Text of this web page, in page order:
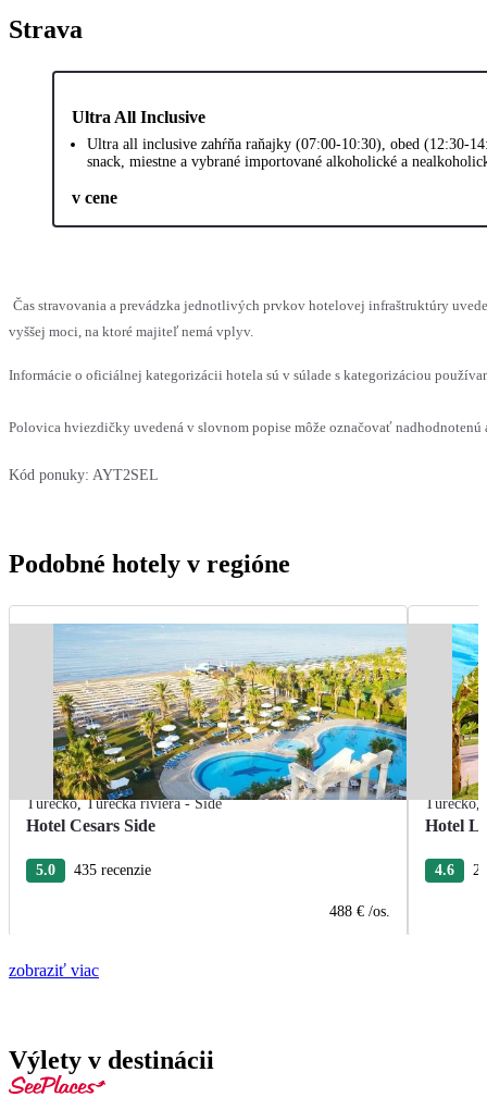
Strava
Ultra All Inclusive
Ultra all inclusive zahŕňa raňajky (07:00-10:30), obed (12:30-
snack, miestne a vybrané importované alkoholické a
v cene
Čas stravovania a prevádzka jednotlivých prvkov hotelovej infraštruktúry
vyššej moci, na ktoré majiteľ nemá vplyv.
Informácie o oficiálnej kategorizácii hotela sú v súlade s kategorizáciou
Polovica hviezdičky uvedená v slovnom popise môže označovať
Kód ponuky: AYT2SEL
Podobné hotely v regióne
Turecko,Turecká riviéra - Side
Hotel Cesars Side
5.0 435 recenzie
488 € /os.
Turecko,
Hotel
4.6
zobraziť viac
Výlety v destinácii